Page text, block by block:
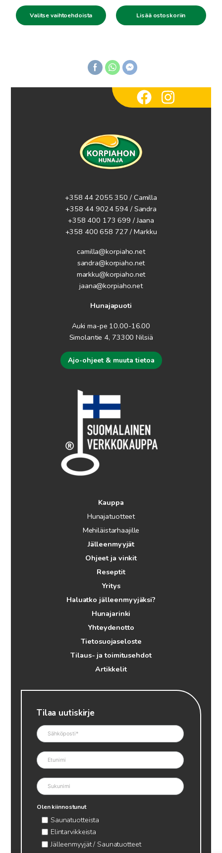
5.90€
Valitse vaihtoehdoista Lisää ostoskoriin
+358 44 2055 350 / Camilla
+358 44 9024 594 / Sandra
+358 400 173 699 / Jaana
+358 400 658 727 / Markku
camilla@korpiaho.net
sandra@korpiaho.net
markku@korpiaho.net
jaana@korpiaho.net
Hunajapuoti
Auki ma-pe 10.00-16.00
Simolantie 4, 73300 Nilsiä
Ajo-ohjeet & muuta tietoa
Kauppa
Hunajatuotteet
Mehiläistarhaajille
Jälleenmyyjät
Ohjeet ja vinkit
Reseptit
Yritys
Haluatko jälleenmyyjäksi?
Hunajarinki
Yhteydenotto
Tietosuojaseloste
Tilaus- ja toimitusehdot
Artikkelit
Tilaa uutiskirje
Olen kiinnostunut
Saunatuotteista
Elintarvikkeista
Jälleenmyyjät / Saunatuotteet